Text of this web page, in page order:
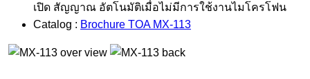
เปิด สัญญาณ อัตโนมัติเมื่อไม่มีการใช้งานไมโครโฟน
Catalog : Brochure TOA MX-113